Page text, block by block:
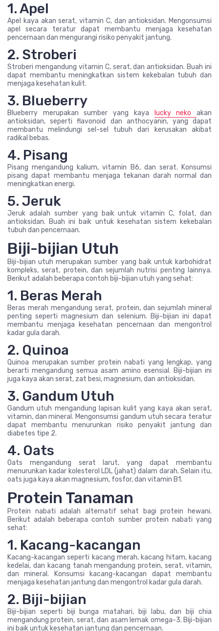
1. Apel
Apel kaya akan serat, vitamin C, dan antioksidan. Mengonsumsi
apel secara teratur dapat membantu menjaga kesehatan
pencernaan dan mengurangi risiko penyakit jantung.
2. Stroberi
Stroberi mengandung vitamin C, serat, dan antioksidan. Buah ini
dapat membantu meningkatkan sistem kekebalan tubuh dan
menjaga kesehatan kulit.
3. Blueberry
Blueberry merupakan sumber yang kaya lucky nekoakan
antioksidan, seperti flavonoid dan anthocyanin, yang dapat
membantu melindungi sel-sel tubuh dari kerusakan akibat
radikal bebas.
4. Pisang
Pisang mengandung kalium, vitamin B6, dan serat. Konsumsi
pisang dapat membantu menjaga tekanan darah normal dan
meningkatkan energi.
5. Jeruk
Jeruk adalah sumber yang baik untuk vitamin C, folat, dan
antioksidan. Buah ini baik untuk kesehatan sistem kekebalan
tubuh dan pencernaan.
Biji-bijian Utuh
Biji-bijian utuh merupakan sumber yang baik untuk karbohidrat
kompleks, serat, protein, dan sejumlah nutrisi penting lainnya.
Berikut adalah beberapa contoh biji-bijian utuh yang sehat:
1. Beras Merah
Beras merah mengandung serat, protein, dan sejumlah mineral
penting seperti magnesium dan selenium. Biji-bijian ini dapat
membantu menjaga kesehatan pencernaan dan mengontrol
kadar gula darah.
2. Quinoa
Quinoa merupakan sumber protein nabati yang lengkap, yang
berarti mengandung semua asam amino esensial. Biji-bijian ini
juga kaya akan serat, zat besi, magnesium, dan antioksidan.
3. Gandum Utuh
Gandum utuh mengandung lapisan kulit yang kaya akan serat,
vitamin, dan mineral. Mengonsumsi gandum utuh secara teratur
dapat membantu menurunkan risiko penyakit jantung dan
diabetes tipe 2.
4. Oats
Oats mengandung serat larut, yang dapat membantu
menurunkan kadar kolesterol LDL (jahat) dalam darah. Selain itu,
oats juga kaya akan magnesium, fosfor, dan vitamin B1.
Protein Tanaman
Protein nabati adalah alternatif sehat bagi protein hewani.
Berikut adalah beberapa contoh sumber protein nabati yang
sehat:
1. Kacang-kacangan
Kacang-kacangan seperti kacang merah, kacang hitam, kacang
kedelai, dan kacang tanah mengandung protein, serat, vitamin,
dan mineral. Konsumsi kacang-kacangan dapat membantu
menjaga kesehatan jantung dan mengontrol kadar gula darah.
2. Biji-bijian
Biji-bijian seperti biji bunga matahari, biji labu, dan biji chia
mengandung protein, serat, dan asam lemak omega-3. Biji-bijian
ini baik untuk kesehatan jantung dan pencernaan.